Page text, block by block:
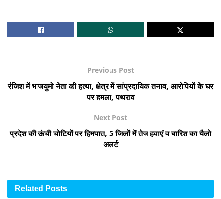
Previous Post
रंजिश में भाजयुमो नेता की हत्या, क्षेत्र में सांप्रदायिक तनाव, आरोपियों के घर
पर हमला, पथराव
Next Post
प्रदेश की ऊंची चोटियों पर हिमपात, 5 जिलों में तेज हवाएं व बारिश का यैलो
अलर्ट
Related Posts